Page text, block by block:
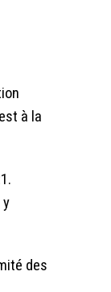
à la
y
des